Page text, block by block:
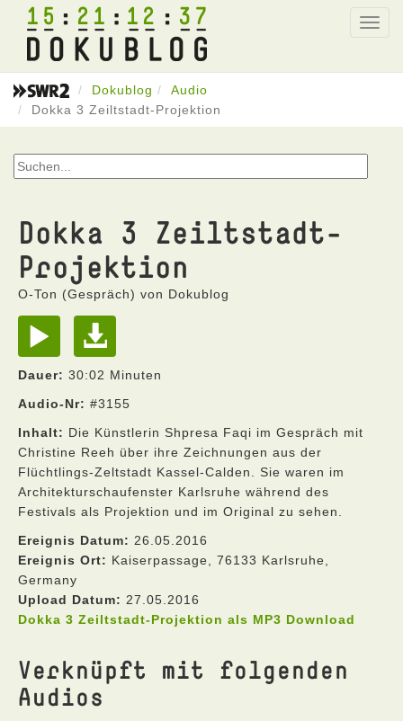
15 21 12 37
Dokublog
Audio
Dokka 3 Zeiltstadt-Projektion
Dokka 3 Zeiltstadt-
Projektion
O-Ton (Gespräch) von Dokublog
Dauer: 30:02 Minuten
Audio-Nr: #3155
Inhalt: Die Künstlerin Shpresa Faqi im Gespräch mit
Christine Reeh über ihre Zeichnungen aus der
Flüchtlings-Zeltstadt Kassel-Calden. Sie waren im
Architekturschaufenster Karlsruhe während des
Festivals als Projektion und im Original zu sehen.
Ereignis Datum: 26.05.2016
Ereignis Ort: Kaiserpassage, 76133 Karlsruhe,
Germany
Upload Datum: 27.05.2016
Dokka 3 Zeiltstadt-Projektion als MP3 Download
Verknüpft mit folgenden
Audios